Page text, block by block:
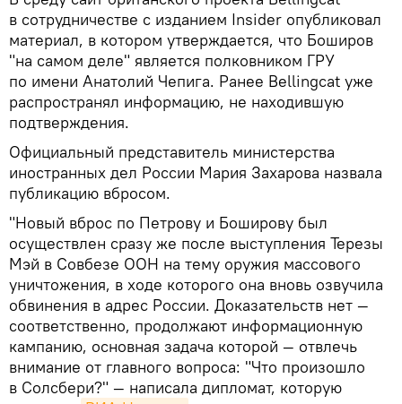
в сотрудничестве с изданием Insider опубликовал
материал, в котором утверждается, что Боширов
"на самом деле" является полковником ГРУ
по имени Анатолий Чепига. Ранее Bellingcat уже
распространял информацию, не находившую
подтверждения.
Официальный представитель министерства
иностранных дел России Мария Захарова назвала
публикацию вбросом.
"Новый вброс по Петрову и Боширову был
осуществлен сразу же после выступления Терезы
Мэй в Совбезе ООН на тему оружия массового
уничтожения, в ходе которого она вновь озвучила
обвинения в адрес России. Доказательств нет —
соответственно, продолжают информационную
кампанию, основная задача которой — отвлечь
внимание от главного вопроса: "Что произошло
в Солсбери?" — написала дипломат, которую